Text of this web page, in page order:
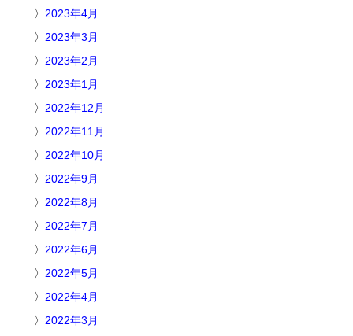
2023年4月
2023年3月
2023年2月
2023年1月
2022年12月
2022年11月
2022年10月
2022年9月
2022年8月
2022年7月
2022年6月
2022年5月
2022年4月
2022年3月